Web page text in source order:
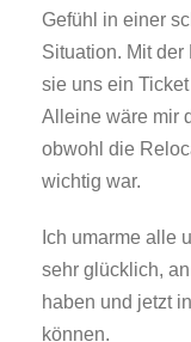
Gefühl in einer
Situation. Mit
sie uns ein
Alleine wäre mir
obwohl die
wichtig war.
Ich umarme alle
sehr glücklich,
haben und jetzt
können.